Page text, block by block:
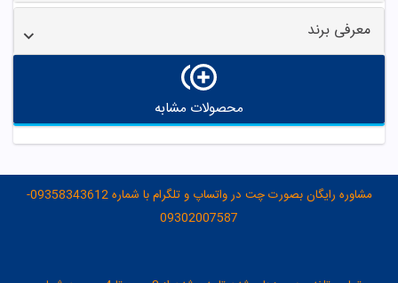
معرفی برند
محصولات مشابه
مشاوره رایگان بصورت چت در واتساپ و تلگرام با شماره 09358343612-
09302007587